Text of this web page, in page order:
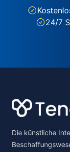
24/7
Die künstliche